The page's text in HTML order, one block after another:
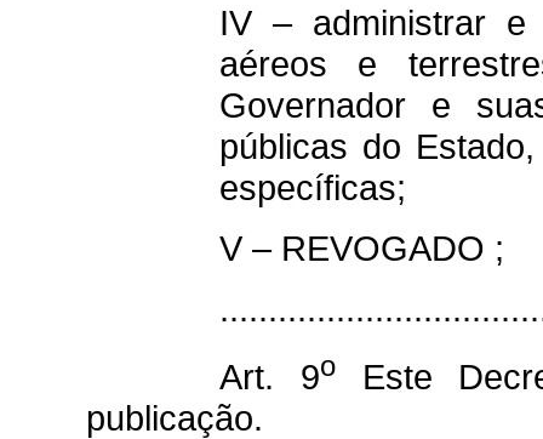
IV – administrar e
aéreos e
Governador e
públicas do
específicas;
V – REVOGADO ;
Art. 9oEste
publicação.